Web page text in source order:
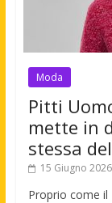
Moda
Pitti
mette in
stessa
15 Giugno 2026
Proprio come